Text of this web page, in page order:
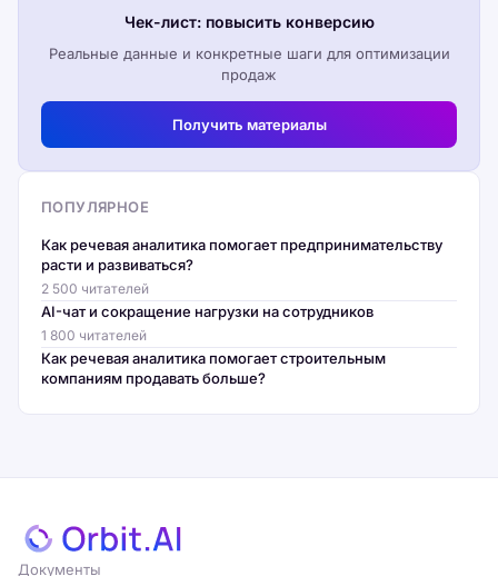
Чек-лист: повысить конверсию
Реальные данные и конкретные шаги для оптимизации
продаж
Получить материалы
ПОПУЛЯРНОЕ
Как речевая аналитика помогает предпринимательству
расти и развиваться?
2 500 читателей
AI-чат и сокращение нагрузки на сотрудников
1 800 читателей
Как речевая аналитика помогает строительным
компаниям продавать больше?
Документы